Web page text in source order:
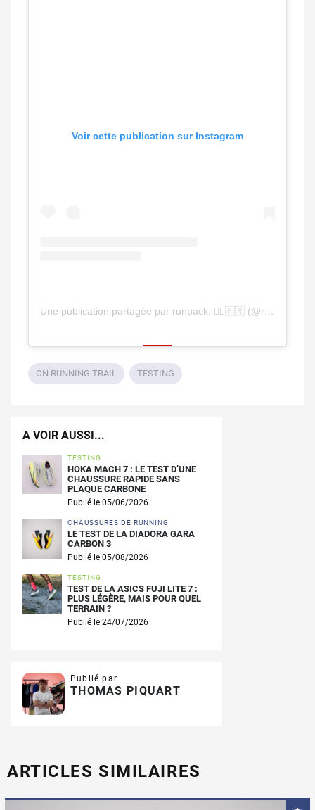
Voir cette publication sur Instagram
Une publication partagée par runpack. 🏃‍♂️🇫🇷 (@runpackfr)
ON RUNNING TRAIL TESTING
A VOIR AUSSI...
TESTING
HOKA MACH 7 : LE TEST D’UNE
CHAUSSURE RAPIDE SANS
PLAQUE CARBONE
Publié le 05/06/2026
CHAUSSURES DE RUNNING
LE TEST DE LA DIADORA GARA
CARBON 3
Publié le 05/08/2026
TESTING
TEST DE LA ASICS FUJI LITE 7 :
PLUS LÉGÈRE, MAIS POUR QUEL
TERRAIN ?
Publié le 24/07/2026
Publié par
THOMAS PIQUART
ARTICLES SIMILAIRES